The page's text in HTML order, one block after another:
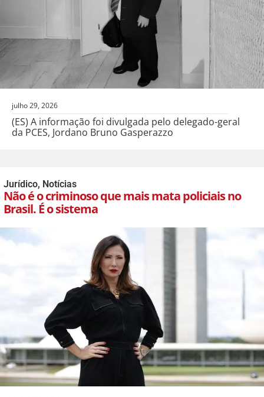
julho 29, 2026
(ES) A informação foi divulgada pelo delegado-geral
da PCES, Jordano Bruno Gasperazzo
Jurídico, Notícias
Não é o criminoso que mais mata policiais no
Brasil. É o sistema